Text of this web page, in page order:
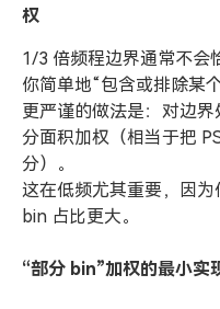
权
1/3 倍频程边界通常不会
你简单地“包含或排除某
更严谨的做法是：对边
分面积加权（相当于把
分）。
这在低频尤其重要，因
bin 占比更大。
“部分 bin”加权的最小实